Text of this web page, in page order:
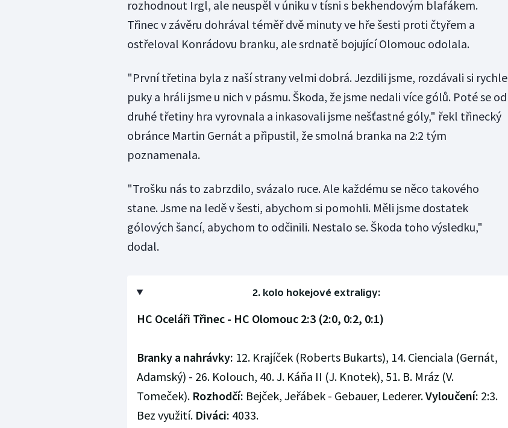
rozhodnout Irgl, ale neuspěl v úniku v tísni s bekhendovým blafákem.
Třinec v závěru dohrával téměř dvě minuty ve hře šesti proti čtyřem a
ostřeloval Konrádovu branku, ale srdnatě bojující Olomouc odolala.
"První třetina byla z naší strany velmi dobrá. Jezdili jsme, rozdávali si rychle
puky a hráli jsme u nich v pásmu. Škoda, že jsme nedali více gólů. Poté se od
druhé třetiny hra vyrovnala a inkasovali jsme nešťastné góly," řekl třinecký
obránce Martin Gernát a připustil, že smolná branka na 2:2 tým
poznamenala.
"Trošku nás to zabrzdilo, svázalo ruce. Ale každému se něco takového
stane. Jsme na ledě v šesti, abychom si pomohli. Měli jsme dostatek
gólových šancí, abychom to odčinili. Nestalo se. Škoda toho výsledku,"
dodal.
2. kolo hokejové extraligy:
HC Oceláři Třinec - HC Olomouc 2:3 (2:0, 0:2, 0:1)
Branky a nahrávky: 12. Krajíček (Roberts Bukarts), 14. Cienciala (Gernát,
Adamský) - 26. Kolouch, 40. J. Káňa II (J. Knotek), 51. B. Mráz (V.
Tomeček). Rozhodčí: Bejček, Jeřábek - Gebauer, Lederer.Vyloučení: 2:3.
Bez využití. Diváci: 4033.